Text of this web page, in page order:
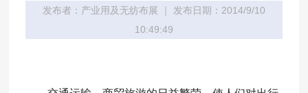
发布者：产业用及无纺布展 ｜ 发布日期：2014/9/10
10:49:49